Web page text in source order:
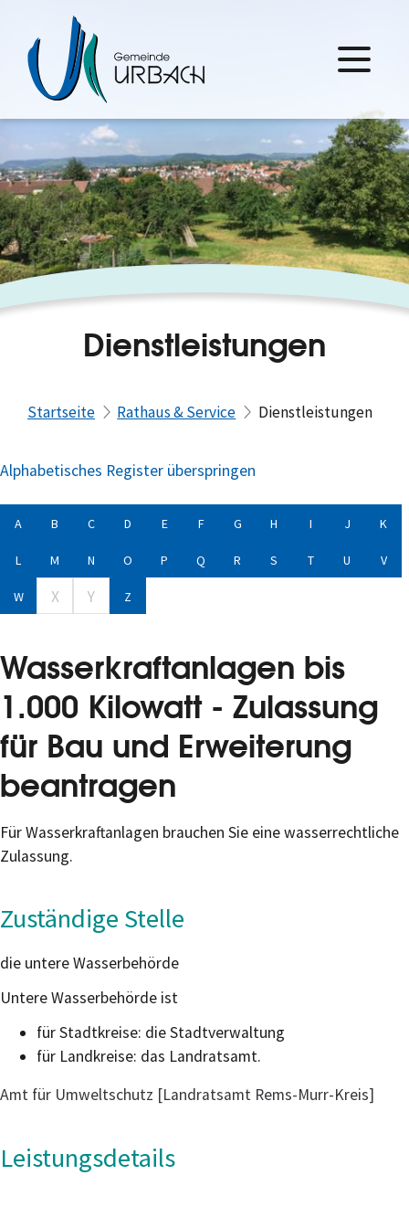
Dienstleistungen
Startseite Rathaus & Service Dienstleistungen
Alphabetisches Register überspringen
A B C D E F G H I J K
L M N O P Q R S T U V
W X Y Z
Wasserkraftanlagen bis
1.000 Kilowatt - Zulassung
für Bau und Erweiterung
beantragen
Für Wasserkraftanlagen brauchen Sie eine wasserrechtliche
Zulassung.
Zuständige Stelle
die untere Wasserbehörde
Untere Wasserbehörde ist
für Stadtkreise: die Stadtverwaltung
für Landkreise: das Landratsamt.
Amt für Umweltschutz [Landratsamt Rems-Murr-Kreis]
Leistungsdetails